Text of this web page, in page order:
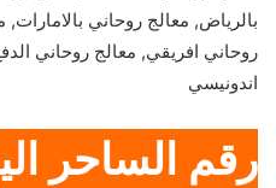
بالرياض, معالج روحاني
روحاني افريقي, معالج روحاني
اندونيسي
رقم الساحر